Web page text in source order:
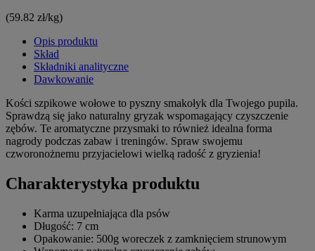
(59.82 zł/kg)
Opis produktu
Skład
Składniki analityczne
Dawkowanie
Kości szpikowe wołowe to pyszny smakołyk dla Twojego pupila.
Sprawdzą się jako naturalny gryzak wspomagający czyszczenie
zębów. Te aromatyczne przysmaki to również idealna forma
nagrody podczas zabaw i treningów. Spraw swojemu
czworonożnemu przyjacielowi wielką radość z gryzienia!
Charakterystyka produktu
Karma uzupełniająca dla psów
Długość: 7 cm
Opakowanie: 500g woreczek z zamknięciem strunowym